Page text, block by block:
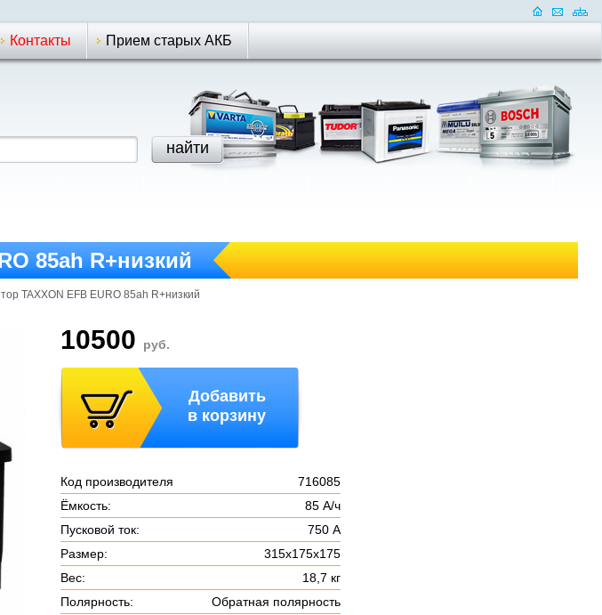
Контакты Прием старых АКБ
85ah R+низкий
TAXXON EFB EURO 85ah R+низкий
10500 руб.
Добавить
в корзину
Код производителя
716085
Ёмкость:
85 А/ч
Пусковой ток:
750 А
Размер:
315х175х175
Вес:
18,7 кг
Полярность:
Обратная полярность